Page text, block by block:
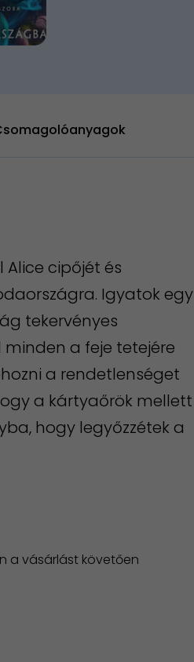
Alice cipőjét és
Igyatok egy
tekervényes
a feje tetejére
a rendetlenséget
a kártyaőrök mellett
hogy legyőzzétek a
a vásárlást követően